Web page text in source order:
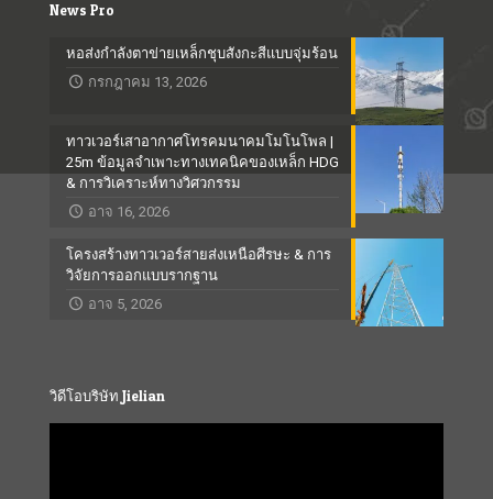
News Pro
หอส่งกำลังตาข่ายเหล็กชุบสังกะสีแบบจุ่มร้อน
กรกฎาคม 13, 2026
ทาวเวอร์เสาอากาศโทรคมนาคมโมโนโพล |
25m ข้อมูลจำเพาะทางเทคนิคของเหล็ก HDG
& การวิเคราะห์ทางวิศวกรรม
อาจ 16, 2026
โครงสร้างทาวเวอร์สายส่งเหนือศีรษะ & การ
วิจัยการออกแบบรากฐาน
อาจ 5, 2026
วิดีโอบริษัท Jielian